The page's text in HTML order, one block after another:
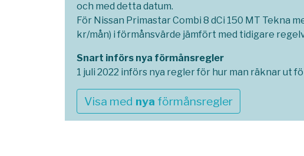
och med detta datum.
För Nissan Primastar Combi 8 dCi 150 MT Tekna
kr/mån) i förmånsvärde jämfört med tidigare
Snart införs nya förmånsregler
1 juli 2022 införs nya regler för hur man räknar ut
Visa med nya förmånsregler